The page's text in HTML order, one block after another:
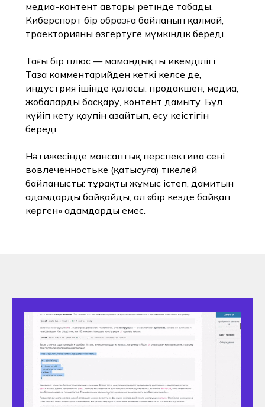
медиа-контент авторы ретінде табады.
Киберспорт бір образға байланып қалмай,
траекторияны өзгертуге мүмкіндік береді.
Тағы бір плюс — мамандықтың икемділігі.
Таза комментарийден кеткің келсе де,
индустрия ішінде қаласың: продакшен, медиа,
жобаларды басқару, контент дамыту. Бұл
күйіп кету қаупін азайтып, өсу кеңістігін
береді.
Нәтижесінде мансаптық перспектива сенің
вовлечённостьке (қатысуға) тікелей
байланысты: тұрақты жұмыс істеп, дамитын
адамдарды байқайды, ал «бір кезде байқап
көрген» адамдарды емес.
© 2025 Алматы, к. Маметовой 67
Хекслет колледжі
Оқуға түсу 2026
Мамандық
Құжаттарды тапсыру
Оқу қалай өтуде
Колледж туралы
Колледж туралы
Өтінім жіберу
Ашық есіктер күні 2026